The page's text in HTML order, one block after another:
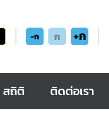
-ก ก +ก
สถิติ ติดต่อเรา